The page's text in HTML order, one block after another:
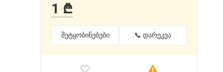
1 ₾
შეტყობინებები 📞 დარეკვა